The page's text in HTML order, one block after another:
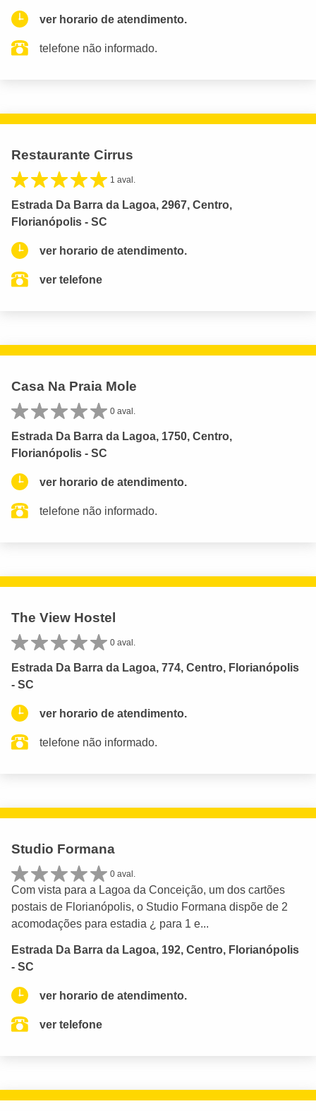
ver horario de atendimento.
telefone não informado.
Restaurante Cirrus
1 aval.
Estrada Da Barra da Lagoa, 2967, Centro,
Florianópolis - SC
ver horario de atendimento.
ver telefone
Casa Na Praia Mole
0 aval.
Estrada Da Barra da Lagoa, 1750, Centro,
Florianópolis - SC
ver horario de atendimento.
telefone não informado.
The View Hostel
0 aval.
Estrada Da Barra da Lagoa, 774, Centro, Florianópolis
- SC
ver horario de atendimento.
telefone não informado.
Studio Formana
0 aval.
Com vista para a Lagoa da Conceição, um dos cartões
postais de Florianópolis, o Studio Formana dispõe de 2
acomodações para estadia ¿ para 1 e...
Estrada Da Barra da Lagoa, 192, Centro, Florianópolis
- SC
ver horario de atendimento.
ver telefone